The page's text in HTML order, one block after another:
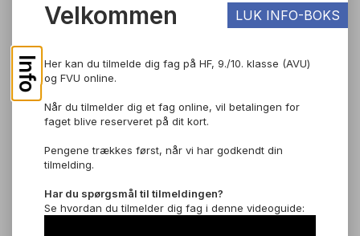
TIL SØGNING
Pris: DKK 150,00
Dansk som andetsprog, Basis
Dansk som andetsprog på basisniveau er din bro til det danske
uddannelsessystem og arbejdsmarked. I faget dansk som
andetsprog bygger du videre på de ting, som du lærte på
Info
Velkommen
Her kan du tilmelde dig fag på HF, 9./10. klasse (AVU)
og FVU online.
Når du tilmelder dig et fag online, vil betalingen for
faget blive reserveret på dit kort.
Pengene trækkes først, når vi har godkendt din
tilmelding.
Har du spørgsmål til tilmeldingen?
Se hvordan du tilmelder dig fag i denne videoguide:
LUK INFO-BOKS